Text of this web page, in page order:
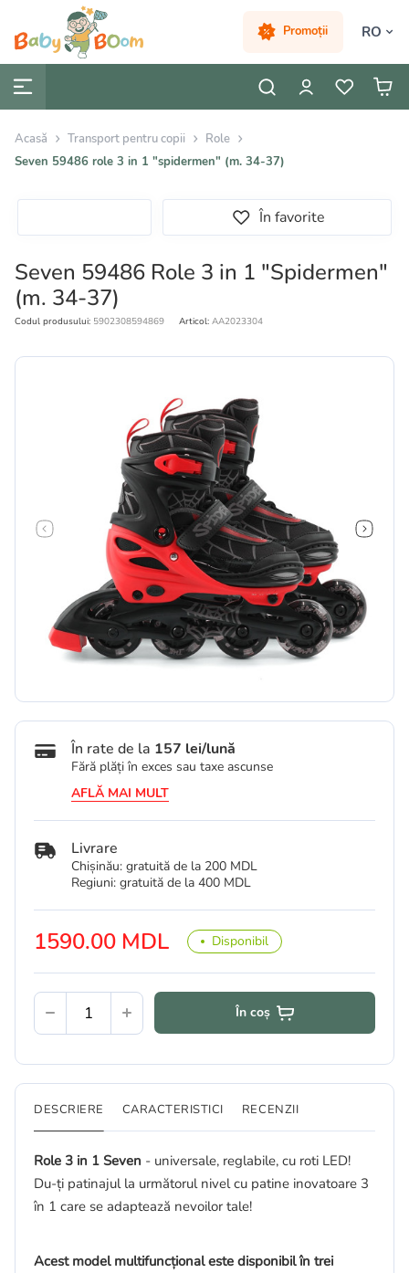
Promoții RO
Acasă Transport pentru copii
Role
Seven 59486 role 3 in 1 "spidermen" (m. 34-37)
În favorite
Seven 59486 Role 3 in 1 "Spidermen"
(m. 34-37)
Codul produsului: 5902308594869 Articol: AA2023304
1590.00 MDL Disponibil
În rate de la 157 lei/lună
Fără plăți în exces sau taxe ascunse
AFLĂ MAI MULT
Livrare
Chișinău: gratuită de la 200 MDL
Regiuni: gratuită de la 400 MDL
În coș
DESCRIERE CARACTERISTICI RECENZII
Role 3 in 1 Seven - universale, reglabile, cu roti LED!
Du-ți patinajul la următorul nivel cu patine inovatoare 3
în 1 care se adaptează nevoilor tale!
Acest model multifuncțional este disponibil în trei